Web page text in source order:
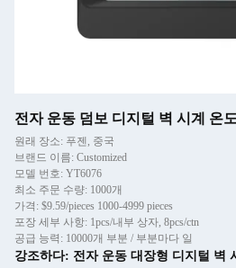
전자 운동 덤보 디지털 벽 시계 온
원래 장소: 푸젠, 중국
브랜드 이름: Customized
모델 번호: YT6076
최소 주문 수량: 1000개
가격: $9.59/pieces 1000-4999 pieces
포장 세부 사항: 1pcs/내부 상자, 8pcs/ctn
공급 능력: 10000개 부분 / 부분마다 일
강조하다: 전자 운동 대장형 디지털 벽